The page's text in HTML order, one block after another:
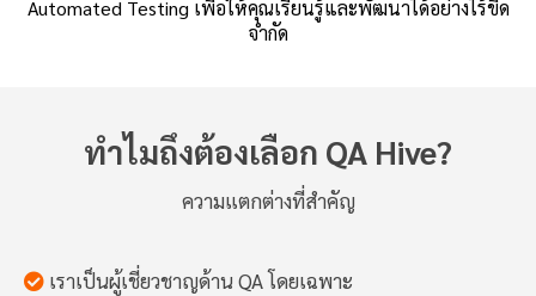
Automated Testing เพื่อให้คุณเรียนรู้และพัฒนาได้อย่างไร้ขีด
จำกัด
ทำไมถึงต้องเลือก QA Hive?
ความแตกต่างที่สำคัญ
เราเป็นผู้เชี่ยวชาญด้าน QA โดยเฉพาะ